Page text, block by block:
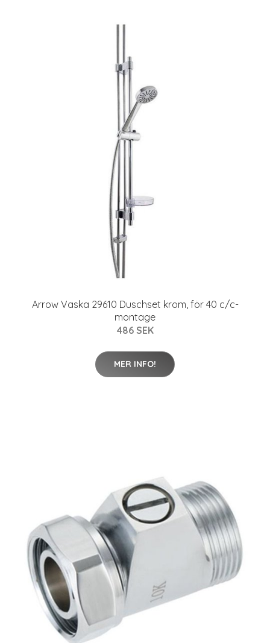
Arrow Vaska 29610 Duschset krom, för 40 c/c-
montage
486 SEK
MER INFO!